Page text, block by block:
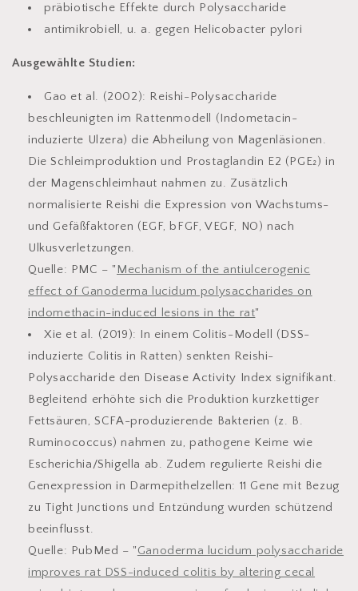
präbiotische Effekte durch Polysaccharide
antimikrobiell, u. a. gegen Helicobacter pylori
Ausgewählte Studien:
Gao et al. (2002): Reishi-Polysaccharide
beschleunigten im Rattenmodell (Indometacin-
induzierte Ulzera) die Abheilung von Magenläsionen.
Die Schleimproduktion und Prostaglandin E2 (PGE₂) in
der Magenschleimhaut nahmen zu. Zusätzlich
normalisierte Reishi die Expression von Wachstums-
und Gefäßfaktoren (EGF, bFGF, VEGF, NO) nach
Ulkusverletzungen.
Quelle: PMC – " Mechanism of the antiulcerogenic
effect of Ganoderma lucidum polysaccharides on
indomethacin-induced lesions in the rat"
Xie et al. (2019): In einem Colitis-Modell (DSS-
induzierte Colitis in Ratten) senkten Reishi-
Polysaccharide den Disease Activity Index signifikant.
Begleitend erhöhte sich die Produktion kurzkettiger
Fettsäuren, SCFA-produzierende Bakterien (z. B.
Ruminococcus) nahmen zu, pathogene Keime wie
Escherichia/Shigella ab. Zudem regulierte Reishi die
Genexpression in Darmepithelzellen: 11 Gene mit Bezug
zu Tight Junctions und Entzündung wurden schützend
beeinflusst.
Quelle: PubMed – "Ganoderma lucidum polysaccharide
improves rat DSS-induced colitis by altering cecal